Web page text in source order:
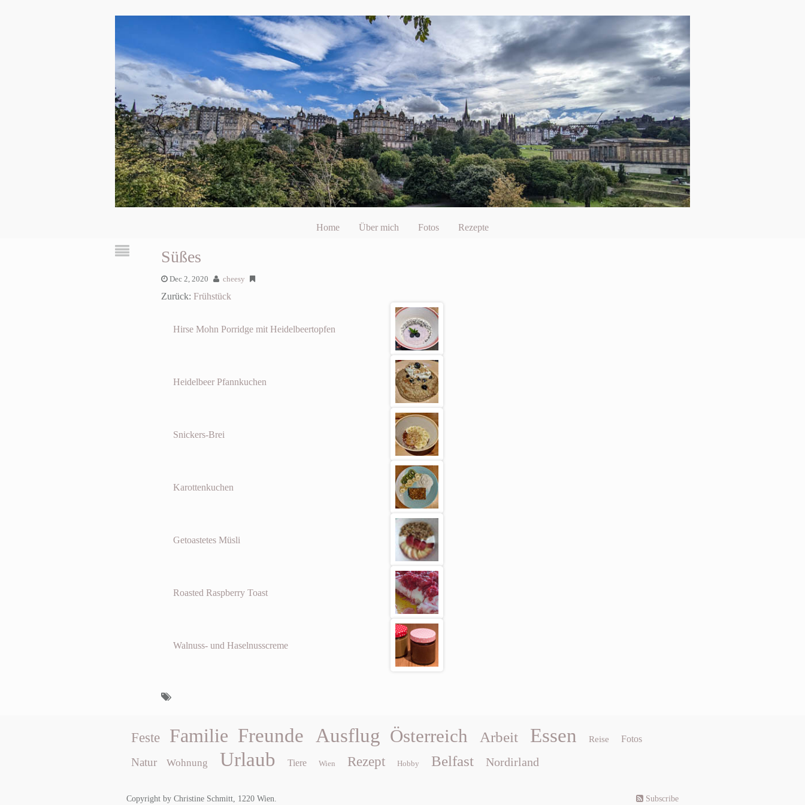
Home Über mich Fotos Rezepte
Süßes
Dec 2, 2020 cheesy
Zurück: Frühstück
Hirse Mohn Porridge mit Heidelbeertopfen
Heidelbeer Pfannkuchen
Snickers-Brei
Karottenkuchen
Getoastetes Müsli
Roasted Raspberry Toast
Walnuss- und Haselnusscreme
Feste Familie Freunde Ausflug Österreich Arbeit Essen Reise Fotos
Natur Wohnung Urlaub Tiere Wien Rezept Hobby Belfast Nordirland
Copyright by Christine Schmitt, 1220 Wien. Subscribe